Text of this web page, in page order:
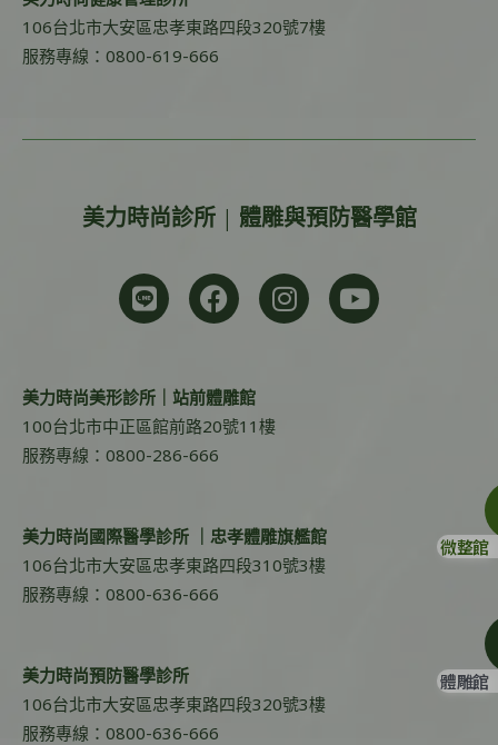
106台北市大安區忠孝東路四段320號7樓
服務專線：0800-619-666
美力時尚診所 | 體雕與預防醫學館
美力時尚美形診所｜站前體雕館
100台北市中正區館前路20號11樓
服務專線：0800-286-666
美力時尚國際醫學診所 ｜忠孝體雕旗艦館
106台北市大安區忠孝東路四段310號3樓
服務專線：0800-636-666
美力時尚預防醫學診所
106台北市大安區忠孝東路四段320號3樓
服務專線：0800-636-666
微整館
體雕館